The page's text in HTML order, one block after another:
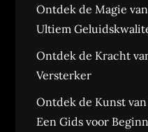
Ontdek de Magie
Ultiem
Ontdek de Kracht
Versterker
Ontdek de Kunst
Een Gids voor